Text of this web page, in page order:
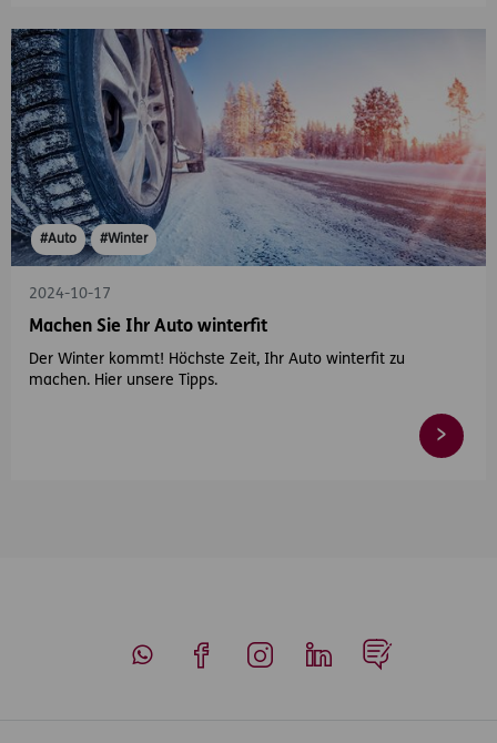
#Auto #Winter
2024-10-17
Machen Sie Ihr Auto winterfit
Der Winter kommt! Höchste Zeit, Ihr Auto winterfit zu
machen. Hier unsere Tipps.